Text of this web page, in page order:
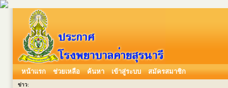
หน้าแรก ช่วยเหลือ ค้นหา เข้าสู่ระบบ สมัครสมาชิก
ข่าว: